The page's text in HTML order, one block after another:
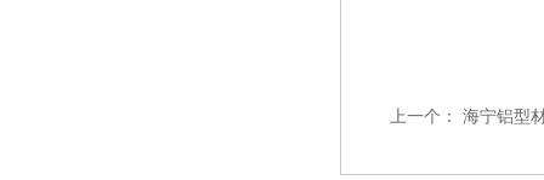
上一个： 海宁铝型